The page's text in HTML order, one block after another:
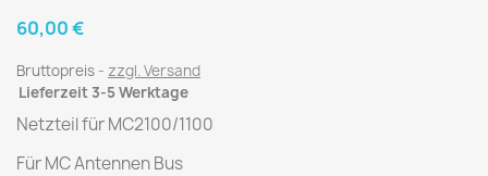
60,00 €
Bruttopreis
zzgl. Versand
Lieferzeit 3-5 Werktage
Netzteil für MC2100/1100
Für MC Antennen Bus